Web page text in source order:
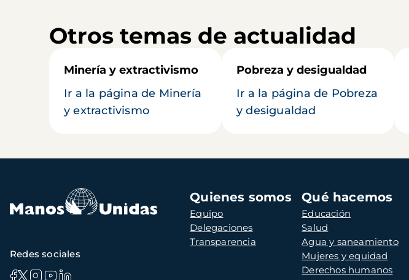
Otros temas de actualidad
Minería y extractivismo
Ir a la página de Minería
y extractivismo
Pobreza y desigualdad
Ir a la página de Pobreza
y desigualdad
Navegación
principal
Quienes somos
Equipo
Delegaciones
Transparencia
Qué hacemos
Educación
Salud
Agua y saneamiento
Mujeres y equidad
Derechos humanos
Redes sociales